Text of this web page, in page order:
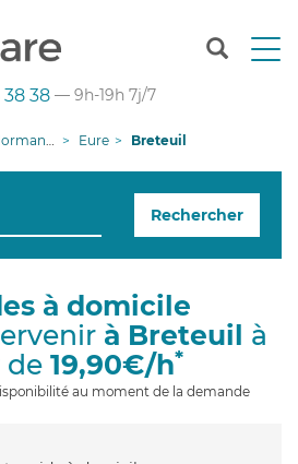
T
n
g
i
38 — 9h-19h 7j/7
Eure Breteuil
Rechercher
à domicile
à Breteuil à
de 19,90€/h*
au moment de la demande